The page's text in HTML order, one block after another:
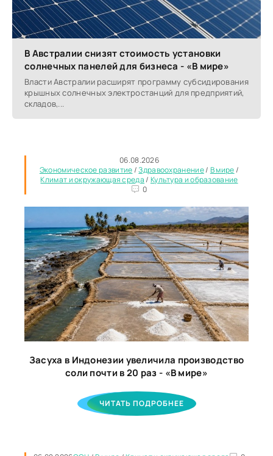
В Австралии снизят стоимость установки
солнечных панелей для бизнеса - «В мире»
Власти Австралии расширят программу субсидирования
крышных солнечных электростанций для предприятий,
складов,...
06.08.2026
Экономическое развитие/Здравоохранение/ В мире/
Климат и окружающая среда/ Культура и образование
0
Засуха в Индонезии увеличила производство
соли почти в 20 раз - «В мире»
ЧИТАТЬ ПОДРОБНЕЕ